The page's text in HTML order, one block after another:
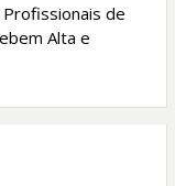
Profissionais de
Alta e